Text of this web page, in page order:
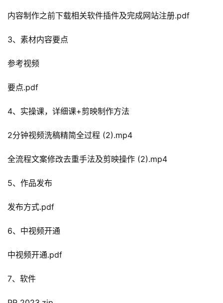
内容制作之前下载相关软件插件及完成网站注册.pdf
3、素材内容要点
参考视频
要点.pdf
4、实操课，详细课+剪映制作方法
2分钟视频洗稿精简全过程 (2).mp4
全流程文案修改去重手法及剪映操作 (2).mp4
5、作品发布
发布方式.pdf
6、中视频开通
中视频开通.pdf
7、软件